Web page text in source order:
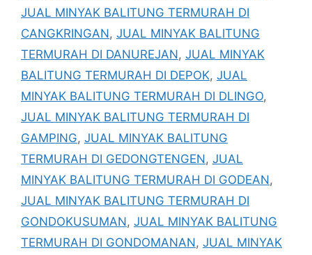
JUAL MINYAK BALITUNG TERMURAH DI
CANGKRINGAN, JUAL MINYAK BALITUNG
TERMURAH DI DANUREJAN, JUAL MINYAK
BALITUNG TERMURAH DI DEPOK, JUAL
MINYAK BALITUNG TERMURAH DI DLINGO,
JUAL MINYAK BALITUNG TERMURAH DI
GAMPING, JUAL MINYAK BALITUNG
TERMURAH DI GEDONGTENGEN, JUAL
MINYAK BALITUNG TERMURAH DI GODEAN,
JUAL MINYAK BALITUNG TERMURAH DI
GONDOKUSUMAN, JUAL MINYAK BALITUNG
TERMURAH DI GONDOMANAN, JUAL MINYAK